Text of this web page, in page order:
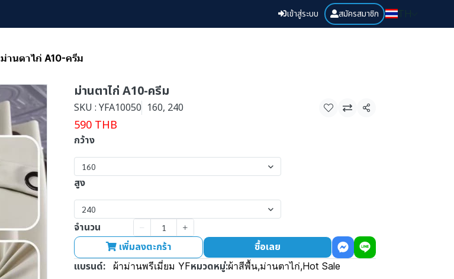
เข้าสู่ระบบ สมัครสมาชิก
ม่านตาไก่ A10-ครีม
ม่านตาไก่ A10-ครีม
SKU : YFA10050 160, 240 แชร์
590 THB
กว้าง
160
สูง
240
จำนวน
เพิ่มลงตะกร้า
ซื้อเลย
แบรนด์:
ผ้าม่านพรีเมี่ยม YFหมวดหมู่:ผ้าสีพื้น,ม่านตาไก่,Hot Sale